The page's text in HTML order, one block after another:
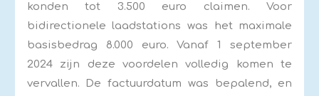
konden tot 3.500 euro claimen. Voor
bidirectionele laadstations was het maximale
basisbedrag 8.000 euro. Vanaf 1 september
2024 zijn deze voordelen volledig komen te
vervallen. De factuurdatum was bepalend, en